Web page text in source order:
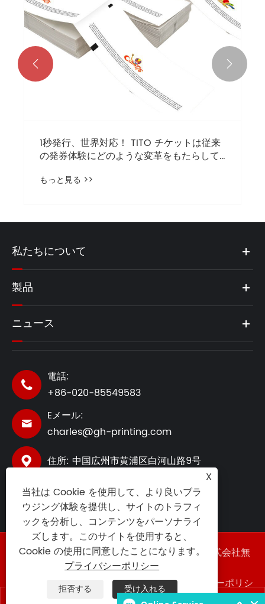
1秒発行、世界対応！ TITO チケットは従来
の発券体験にどのような変革をもたらして
もっと見る >>
 
私たちについて
製品
ニュース

電話:
+86-020-85549583

Eメール:
charles@gh-printing.com
 住所: 中国広州市黄浦区白河山路9号
著作権 ©2025 広東香港 (GZ) スマート印刷株式会社無
断転載を禁じます。
Sitemap RSS | XML | プライバシーポリシ
ー |
X
当社は Cookie を使用して、より良いブラ
ウジング体験を提供し、サイトのトラフィ
ックを分析し、コンテンツをパーソナライ
ズします。このサイトを使用すると、
Cookie の使用に同意したことになります。
プライバシーポリシー
拒否する 受け入れる